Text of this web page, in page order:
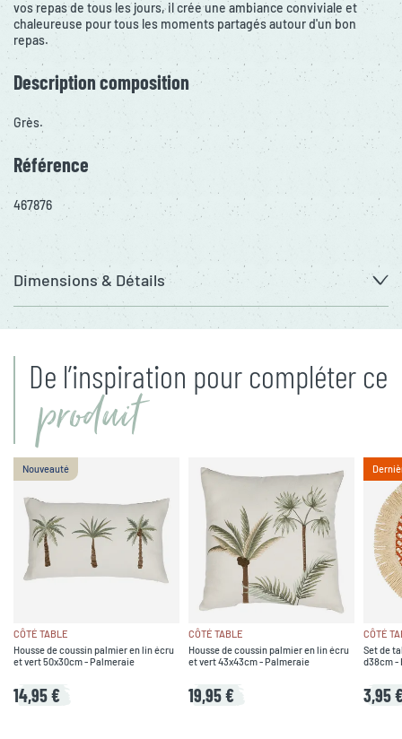
vos repas de tous les jours, il crée une ambiance conviviale et
chaleureuse pour tous les moments partagés autour d'un bon
repas.
Description composition
Grès.
Référence
467876
Dimensions & Détails
De l’inspiration pour compléter ce
produit
Nouveauté
CÔTÉ TABLE
Housse de coussin palmier en lin écru
et vert 50x30cm - Palmeraie
14,95 €
CÔTÉ TABLE
Housse de coussin palmier en lin écru
et vert 43x43cm - Palmeraie
19,95 €
CÔTÉ
Set de
d38cm -
3,95